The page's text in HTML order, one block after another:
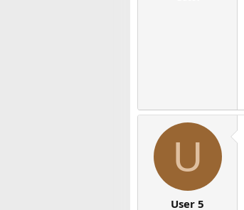
U
User 5